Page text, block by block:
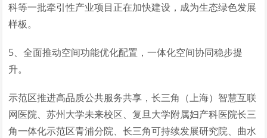
科等一批牵引性产业项目正在加快建设，成为生态绿色发展
样板。
5、全面推动空间功能优化配置，一体化空间协同稳步提
升。
示范区推进高品质公共服务共享，长三角（上海）智慧互联
网医院、苏州大学未来校区、复旦大学附属妇产科医院长三
角一体化示范区青浦分院、长三角可持续发展研究院、曲水